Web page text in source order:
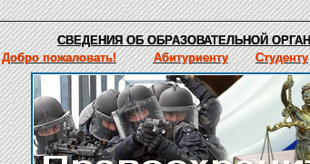
СВЕДЕНИЯ ОБ ОБРАЗОВАТЕЛЬНОЙ
Добро пожаловать!
Абитуриенту Студенту